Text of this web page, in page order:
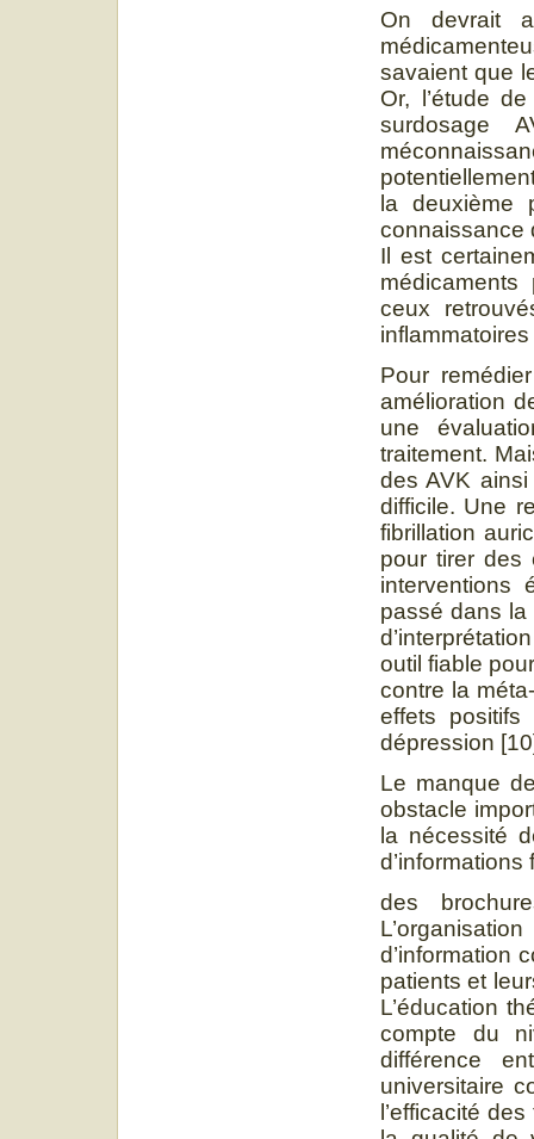
On devrait
savaient que
Or, l’étude
surdosage
la deuxième
connaissance
Il est
ceux
Pour
amélioration
une
traitement.
des AVK ainsi
difficile. Une
fibrillation
pour tirer des
interventions
passé dans
outil fiable
contre la
effets
dépression
Le manque
obstacle
la nécessité
des
d’information
patients et
L’éducation
compte du
différence
universitaire
l’efficacité